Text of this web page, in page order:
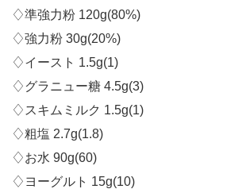
♢準強力粉 120g(80%)
♢強力粉 30g(20%)
♢イースト 1.5g(1)
♢グラニュー糖 4.5g(3)
♢スキムミルク 1.5g(1)
♢粗塩 2.7g(1.8)
♢お水 90g(60)
♢ヨーグルト 15g(10)